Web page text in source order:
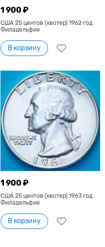
1 900 ₽
США 25 центов (квотер) 1962 год.
Филадельфия
В корзину
1 900 ₽
США 25 центов (квотер) 1963 год.
Филадельфия
В корзину